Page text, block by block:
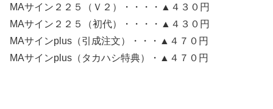
MAサイン２２５（Ｖ２）・・・・▲４３０円
MAサイン２２５（初代）・・・・▲４３０円
MAサインplus（引成注文）・・・▲４７０円
MAサインplus（タカハシ特典）・▲４７０円